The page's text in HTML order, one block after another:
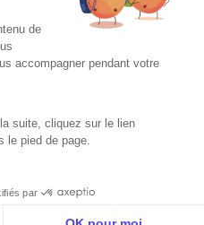
de
accompagner pendant votre
suite, cliquez sur le lien
le pied de page.
par
cookies
données